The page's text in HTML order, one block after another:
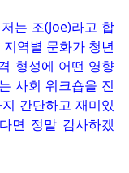
는 조(Joe)라고 합
지역별 문화가 청년
형성에 어떤 영향
사회 워크숍을 진
간단하고 재미있
면 정말 감사하겠